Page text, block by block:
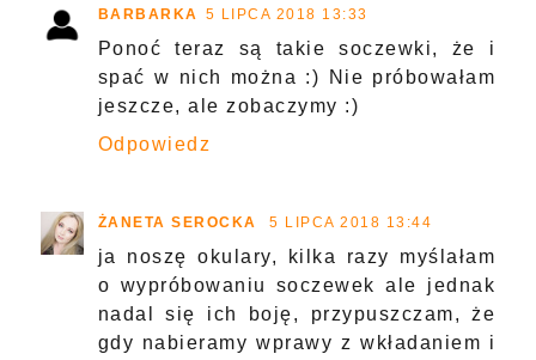
BARBARKA 5 LIPCA 2018 13:33
Ponoć teraz są takie soczewki, że i
spać w nich można :) Nie próbowałam
jeszcze, ale zobaczymy :)
Odpowiedz
ŻANETA SEROCKA 5 LIPCA 2018 13:44
ja noszę okulary, kilka razy myślałam
o wypróbowaniu soczewek ale jednak
nadal się ich boję, przypuszczam, że
gdy nabieramy wprawy z wkładaniem i